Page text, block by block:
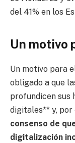
del 41% en los
Un motivo
Un motivo para
obligado a que
profundicen sus
digitales** y, por
consenso de
digitalización